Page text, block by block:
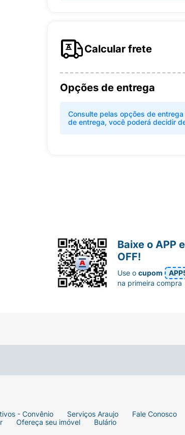
Calcular frete
Opções de entrega
Consulte pelas opções de
de entrega, você poderá decidir
- Convênio Serviços Araujo
Fale Conosco
Ofereça seu imóvel Bulário
Baixe o APP
OFF!
Use ocupom
na primeira compra